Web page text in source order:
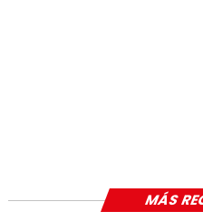
MÁS